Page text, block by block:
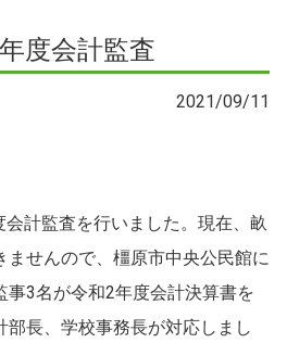
度会計監査
2021/09/11
計監査を行いました。現在、畝
せんので、橿原市中央公民館に
事3名が令和2年度会計決算書を
長、学校事務長が対応しまし